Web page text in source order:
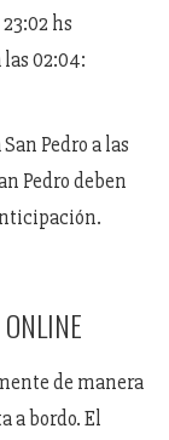
hs
02:04:
Pedro a las
Pedro deben
de manera
a bordo. El